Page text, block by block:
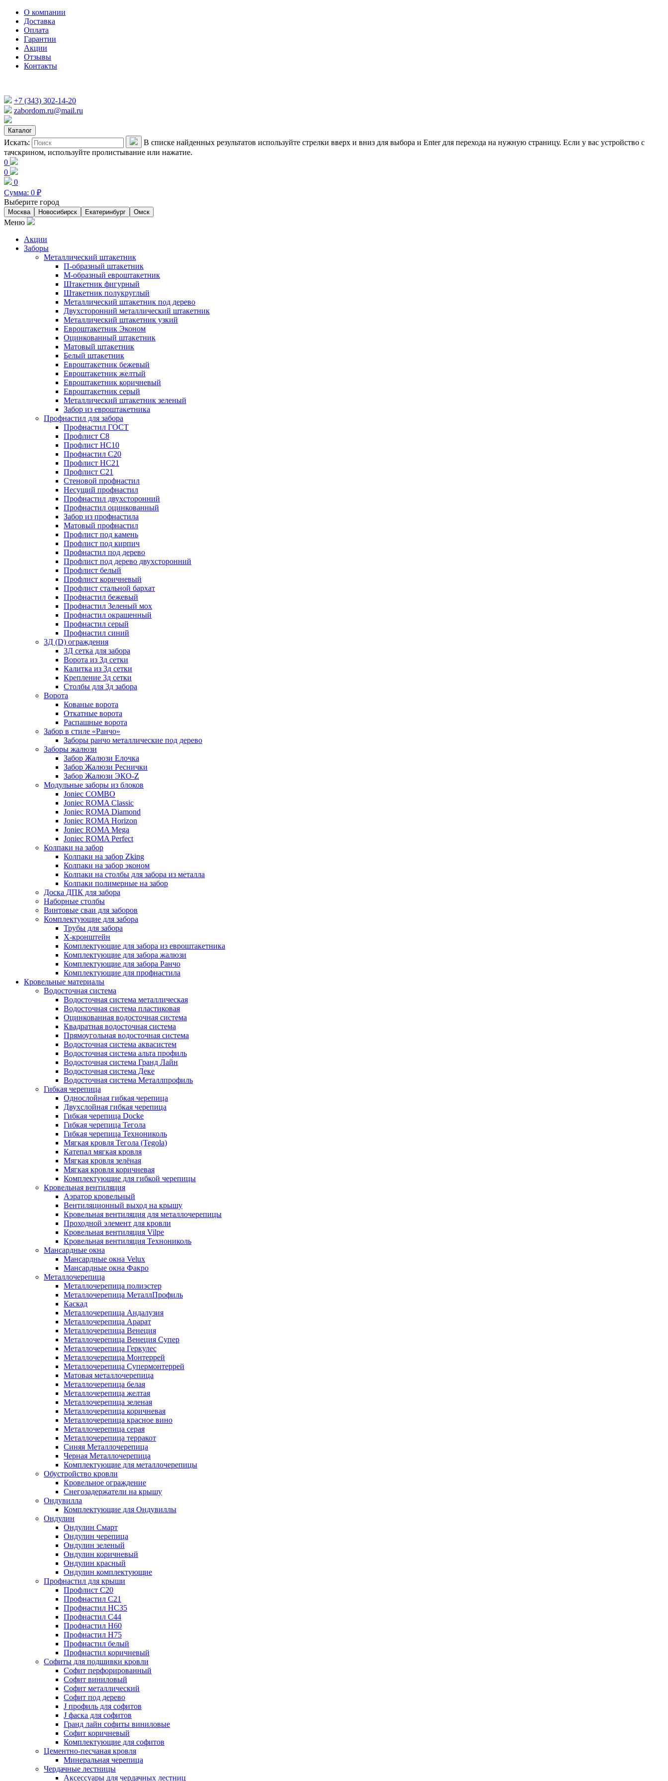
О компании
Доставка
Оплата
Гарантии
Акции
Отзывы
Контакты
+7 (343) 302-14-20
zabordom.ru@mail.ru
Каталог
Искать:
В списке найденных результатов используйте стрелки вверх и вниз для выбора и Enter для перехода на нужную страницу. Если у вас устройство с
тачскрином, используйте пролистывание или нажатие.
0
0
0
Сумма: 0 ₽
Выберите город
Москва Новосибирск Екатеринбург Омск
Меню
Акции
Заборы
Металлический штакетник
П-образный штакетник
М-образный евроштакетник
Штакетник фигурный
Штакетник полукруглый
Металлический штакетник под дерево
Двухсторонний металлический штакетник
Металлический штакетник узкий
Евроштакетник Эконом
Оцинкованный штакетник
Матовый штакетник
Белый штакетник
Евроштакетник бежевый
Евроштакетник желтый
Евроштакетник коричневый
Евроштакетник серый
Металлический штакетник зеленый
Забор из евроштакетника
Профнастил для забора
Профнастил ГОСТ
Профлист С8
Профлист НС10
Профнастил С20
Профлист НС21
Профлист С21
Стеновой профнастил
Несущий профнастил
Профнастил двухсторонний
Профнастил оцинкованный
Забор из профнастила
Матовый профнастил
Профлист под камень
Профлист под кирпич
Профнастил под дерево
Профлист под дерево двухсторонний
Профлист белый
Профлист коричневый
Профлист стальной бархат
Профнастил бежевый
Профнастил Зеленый мох
Профнастил окрашенный
Профнастил серый
Профнастил синий
3Д (D) ограждения
3Д сетка для забора
Ворота из 3д сетки
Калитка из 3д сетки
Крепление 3д сетки
Столбы для 3д забора
Ворота
Кованые ворота
Откатные ворота
Распашные ворота
Забор в стиле «Ранчо»
Заборы ранчо металлические под дерево
Заборы жалюзи
Забор Жалюзи Елочка
Забор Жалюзи Реснички
Забор Жалюзи ЭКО-Z
Модульные заборы из блоков
Joniec COMBO
Joniec ROMA Classic
Joniec ROMA Diamond
Joniec ROMA Horizon
Joniec ROMA Mega
Joniec ROMA Perfect
Колпаки на забор
Колпаки на забор Zking
Колпаки на забор эконом
Колпаки на столбы для забора из металла
Колпаки полимерные на забор
Доска ДПК для забора
Наборные столбы
Винтовые сваи для заборов
Комплектующие для забора
Трубы для забора
Х-кронштейн
Комплектующие для забора из евроштакетника
Комплектующие для забора жалюзи
Комплектующие для забора Ранчо
Комплектующие для профнастила
Кровельные материалы
Водосточная система
Водосточная система металлическая
Водосточная система пластиковая
Оцинкованная водосточная система
Квадратная водосточная система
Прямоугольная водосточная система
Водосточная система аквасистем
Водосточная система альта профиль
Водосточная система Гранд Лайн
Водосточная система Деке
Водосточная система Металлпрофиль
Гибкая черепица
Однослойная гибкая черепица
Двухслойная гибкая черепица
Гибкая черепица Docke
Гибкая черепица Тегола
Гибкая черепица Технониколь
Мягкая кровля Тегола (Tegola)
Катепал мягкая кровля
Мягкая кровля зелёная
Мягкая кровля коричневая
Комплектующие для гибкой черепицы
Кровельная вентиляция
Аэратор кровельный
Вентиляционный выход на крышу
Кровельная вентиляция для металлочерепицы
Проходной элемент для кровли
Кровельная вентиляция Vilpe
Кровельная вентиляция Технониколь
Мансардные окна
Мансардные окна Velux
Мансардные окна Факро
Металлочерепица
Металлочерепица полиэстер
Металлочерепица МеталлПрофиль
Каскад
Металлочерепица Андалузия
Металлочерепица Арарат
Металлочерепица Венеция
Металлочерепица Венеция Супер
Металлочерепица Геркулес
Металлочерепица Монтеррей
Металлочерепица Супермонтеррей
Матовая металлочерепица
Металлочерепица белая
Металлочерепица желтая
Металлочерепица зеленая
Металлочерепица коричневая
Металлочерепица красное вино
Металлочерепица серая
Металлочерепица терракот
Синяя Металлочерепица
Черная Металлочерепица
Комплектующие для металлочерепицы
Обустройство кровли
Кровельное ограждение
Снегозадержатели на крышу
Ондувилла
Комплектующие для Ондувиллы
Ондулин
Ондулин Смарт
Ондулин черепица
Ондулин зеленый
Ондулин коричневый
Ондулин красный
Ондулин комплектующие
Профнастил для крыши
Профлист С20
Профнастил С21
Профнастил НС35
Профнастил С44
Профнастил Н60
Профнастил Н75
Профнастил белый
Профнастил коричневый
Софиты для подшивки кровли
Cофит перфорированный
Софит виниловый
Софит металлический
Софит под дерево
J профиль для софитов
J фаска для софитов
Гранд лайн софиты виниловые
Софит коричневый
Комплектующие для софитов
Цементно-песчаная кровля
Минеральная черепица
Чердачные лестницы
Аксессуары для чердачных лестниц